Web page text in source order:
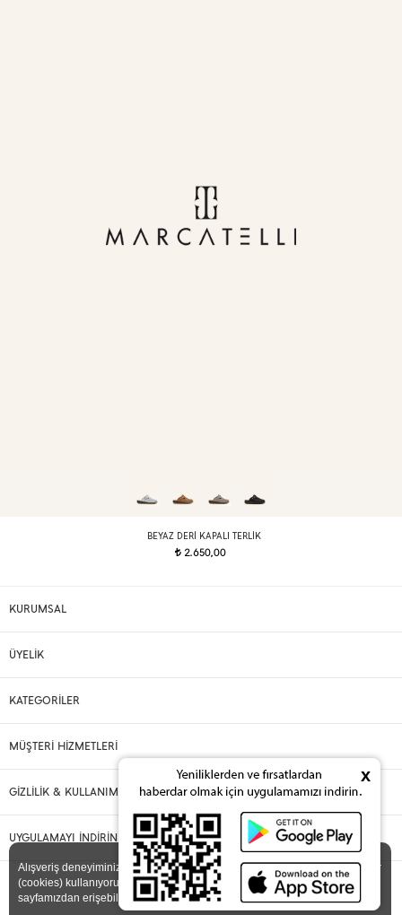
BEYAZ DERI KAPALI TERLIK
t2.650,00
KURUMSAL
ÜYELİK
KATEGORİLER
MÜŞTERİ HİZMETLERİ
GİZLİLİK & KULLANIM
UYGULAMAYI İNDİRİN
Alışveriş deneyiminizi iyileştirmek için yasal düzenlemelere uygun çerezler
(cookies) kullanıyoruz. Detaylı bilgiyeGizlilik ve Çerez Politikası
sayfamızdan erişebilirsiniz.
x